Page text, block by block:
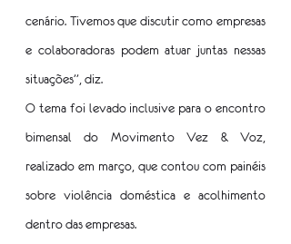
cenário. Tivemos que discutir como empresas
e colaboradoras podem atuar juntas nessas
situações”, diz.
O tema foi levado inclusive para o encontro
bimensal do Movimento Vez & Voz,
realizado em março, que contou com painéis
sobre violência doméstica e acolhimento
dentro das empresas.